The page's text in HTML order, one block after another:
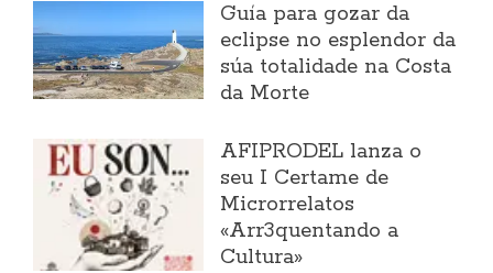
Guía para gozar da
eclipse no esplendor da
súa totalidade na Costa
da Morte
AFIPRODEL lanza o
seu I Certame de
Microrrelatos
«Arr3quentando a
Cultura»